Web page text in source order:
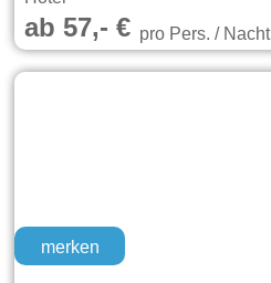
ab 57,- €pro Pers. / Nacht
merken